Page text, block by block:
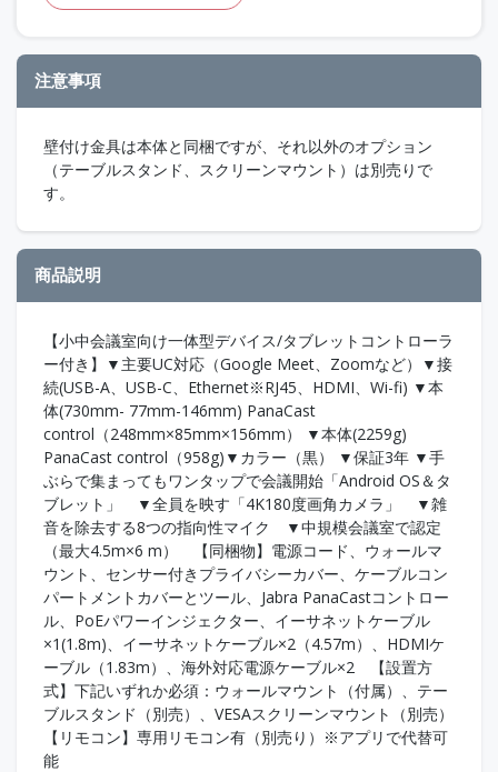
注意事項
壁付け金具は本体と同梱ですが、それ以外のオプション
（テーブルスタンド、スクリーンマウント）は別売りで
す。
商品説明
【小中会議室向け一体型デバイス/タブレットコントローラ
ー付き】▼主要UC対応（Google Meet、Zoomなど）▼接
続(USB-A、USB-C、Ethernet※RJ45、HDMI、Wi-fi) ▼本
体(730mm- 77mm-146mm) PanaCast
control（248mm×85mm×156mm） ▼本体(2259g)
PanaCast control（958g)▼カラー（黒） ▼保証3年 ▼手
ぶらで集まってもワンタップで会議開始「Android OS＆タ
ブレット」 ▼全員を映す「4K180度画角カメラ」 ▼雑
音を除去する8つの指向性マイク ▼中規模会議室で認定
（最大4.5m×6 m） 【同梱物】電源コード、ウォールマ
ウント、センサー付きプライバシーカバー、ケーブルコン
パートメントカバーとツール、Jabra PanaCastコントロー
ル、PoEパワーインジェクター、イーサネットケーブル
×1(1.8m)、イーサネットケーブル×2（4.57m）、HDMIケ
ーブル（1.83m）、海外対応電源ケーブル×2 【設置方
式】下記いずれか必須：ウォールマウント（付属）、テー
ブルスタンド（別売）、VESAスクリーンマウント（別売）
【リモコン】専用リモコン有（別売り）※アプリで代替可
能